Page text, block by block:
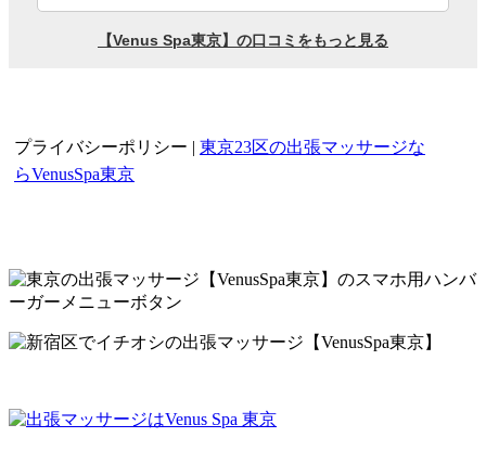
プライバシーポリシー | 東京23区の出張マッサージな
らVenusSpa東京